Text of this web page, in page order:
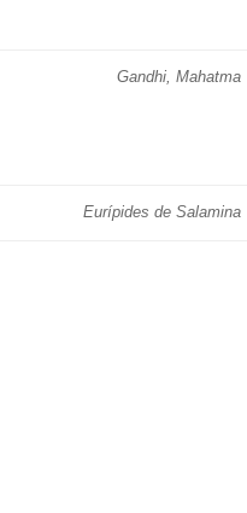
Gandhi, Mahatma
Eurípides de Salamina